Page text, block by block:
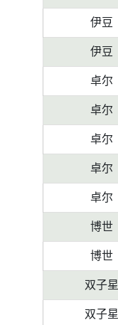
伊豆
伊豆
卓尔
卓尔
卓尔
卓尔
卓尔
博世
博世
双子星
双子星